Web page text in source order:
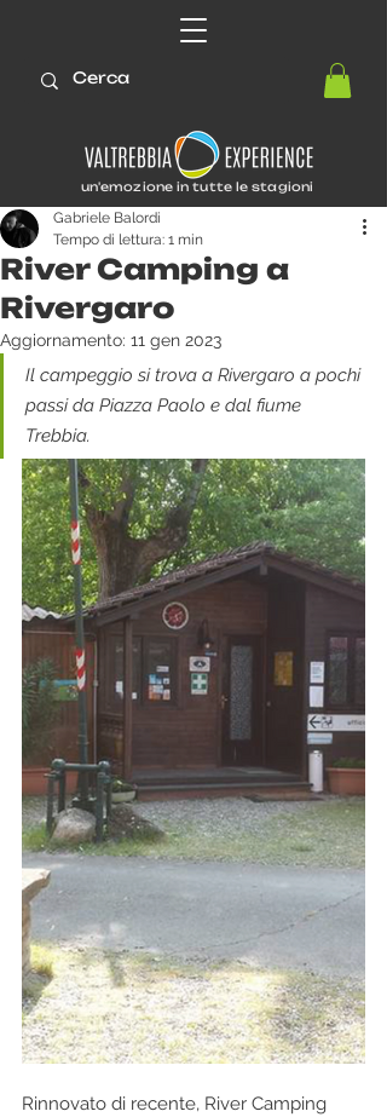
un'emozione in tutte le stagioni
River Camping a
Rivergaro
Gabriele Balordi
Tempo di lettura: 1 min
Aggiornamento: 11 gen 2023
Il campeggio si trova a Rivergaro a pochi
passi da Piazza Paolo e dal fiume
Trebbia.
Rinnovato di recente, River Camping